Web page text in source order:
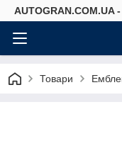
AUTOGRAN.COM.UA
Товари